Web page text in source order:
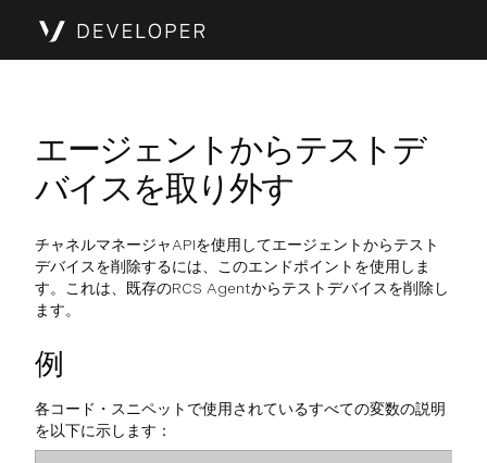
エージェントからテストデ
バイスを取り外す
チャネルマネージャAPIを使用してエージェントからテスト
デバイスを削除するには、このエンドポイントを使用しま
す。これは、既存のRCS Agentからテストデバイスを削除し
ます。
例
各コード・スニペットで使用されているすべての変数の説明
を以下に示します：